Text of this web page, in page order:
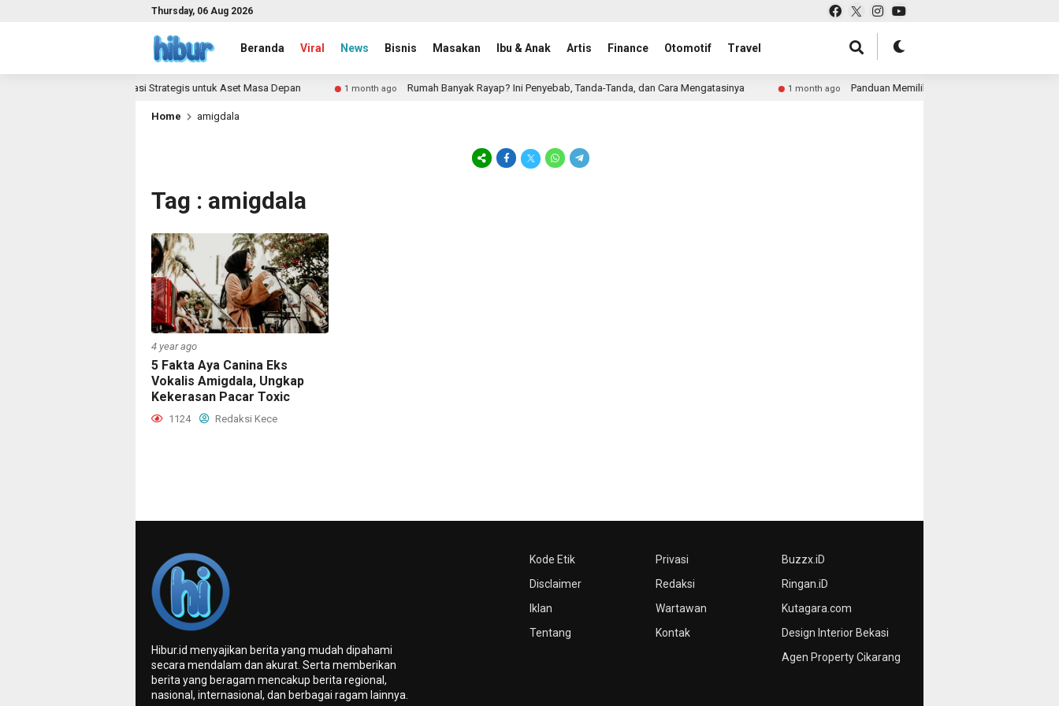
Thursday, 06 Aug 2026
Beranda Viral News Bisnis Masakan Ibu & Anak Artis Finance Otomotif Travel
Kavling di Bogor: Lokasi Strategis untuk Aset Masa Depan 1 month ago Rumah Banyak Rayap? Ini Penyebab, Tanda-Tanda, dan Cara Mengatasinya 1 month ago Panduan Memilih Aksesoris Fashion Sesuai
Home amigdala
Tag : amigdala
4 year ago
5 Fakta Aya Canina Eks
Vokalis Amigdala, Ungkap
Kekerasan Pacar Toxic
1124 Redaksi Kece
Kode Etik
Disclaimer
Iklan
Tentang
Privasi
Redaksi
Wartawan
Kontak
Buzzx.iD
Ringan.iD
Kutagara.com
Design Interior Bekasi
Agen Property Cikarang
Hibur.id menyajikan berita yang mudah dipahami
secara mendalam dan akurat. Serta memberikan
berita yang beragam mencakup berita regional,
nasional, internasional, dan berbagai ragam lainnya.